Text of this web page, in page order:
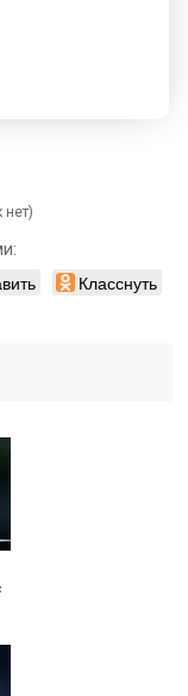
нет)
Класснуть